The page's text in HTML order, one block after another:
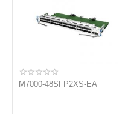
M7000-48SFP2XS-EA